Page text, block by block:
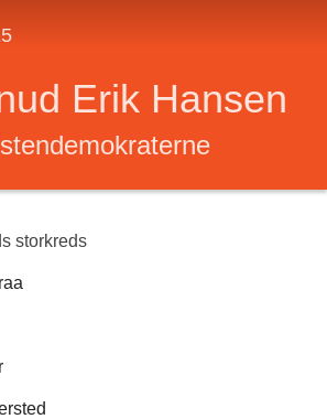
Erik Hansen
storkreds